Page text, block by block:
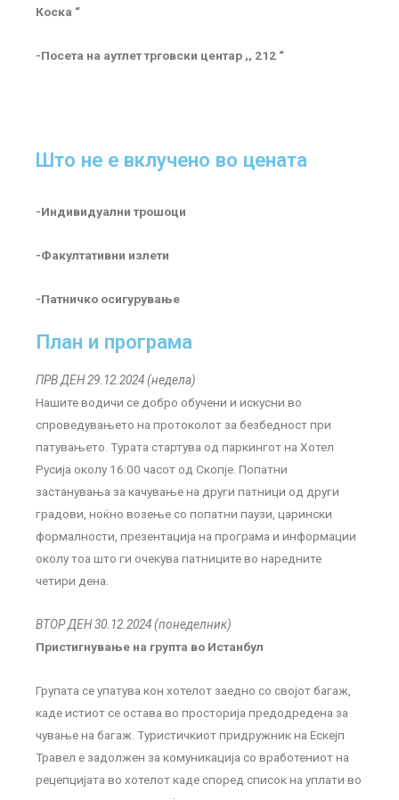
Коска “
-Посета на аутлет трговски центар ,, 212 “
Што не е вклучено во цената
-Индивидуални трошоци
-Факултативни излети
-Патничко осигурување
План и програма
ПРВ ДЕН 29.12.2024 (недела)
Нашите водичи се добро обучени и искусни во
спроведувањето на протоколот за безбедност при
патувањето. Турата стартува од паркингот на Хотел
Русија околу 16:00 часот од Скопје. Попатни
застанувања за качување на други патници од други
градови, ноќно возење со попатни паузи, царински
формалности, презентација на програма и информации
околу тоа што ги очекува патниците во наредните
четири дена.
ВТОР ДЕН 30.12.2024 (понеделник)
Пристигнување на групта во Истанбул
Групата се упатува кон хотелот заедно со својот багаж,
каде истиот се остава во просторија предодредена за
чување на багаж. Туристичкиот придружник на Ескејп
Травел е задолжен за комуникација со вработениот на
рецепцијата во хотелот каде според список на уплати во